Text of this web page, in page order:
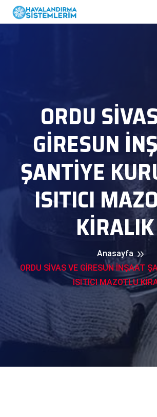
ORDU
GİRESUN
ŞANTİYE
ISITICI
KİRALIK
Anasayfa
ORDU SİVAS VE GİRESUN İNŞAAT
ISITICI MAZOTLU